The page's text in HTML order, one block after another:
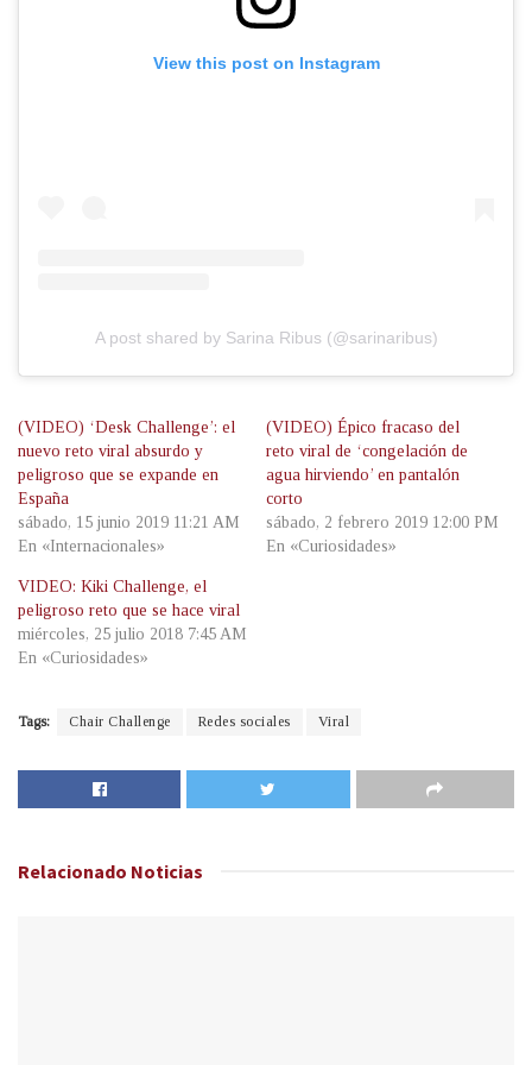
View this post on Instagram
A post shared by Sarina Ribus (@sarinaribus)
(VIDEO) ‘Desk Challenge’: el
nuevo reto viral absurdo y
peligroso que se expande en
España
sábado, 15 junio 2019 11:21 AM
En «Internacionales»
(VIDEO) Épico fracaso del
reto viral de ‘congelación de
agua hirviendo’ en pantalón
corto
sábado, 2 febrero 2019 12:00 PM
En «Curiosidades»
VIDEO: Kiki Challenge, el
peligroso reto que se hace viral
miércoles, 25 julio 2018 7:45 AM
En «Curiosidades»
Tags: Chair Challenge Redes sociales Viral
Relacionado Noticias